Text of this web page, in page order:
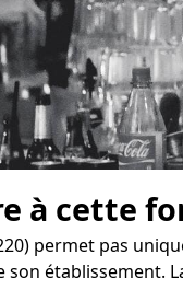
à cette
permet pas
établissement.